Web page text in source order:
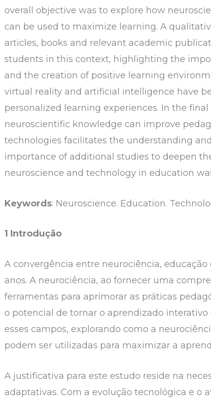
overall objective was to explore how
can be used to maximize learning. A
articles, books and relevant academic
students in this context, highlighting the
and the creation of positive learning
virtual reality and artificial intelligence have
personalized learning experiences. In the
neuroscientific knowledge can improve
technologies facilitates the understanding
importance of additional studies to deepen
neuroscience and technology in education
Keywords: Neuroscience. Education.
1 Introdução
A convergência entre neurociência,
anos. A neurociência, ao fornecer uma
ferramentas para aprimorar as práticas
o potencial de tornar o aprendizado
esses campos, explorando como a
podem ser utilizadas para maximizar a
A justificativa para este estudo reside na
adaptativas. Com a evolução tecnológica e o